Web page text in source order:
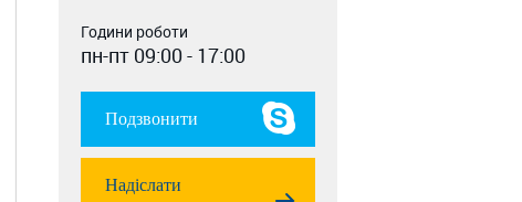
Години роботи
пн-пт 09:00 - 17:00
Подзвонити
Надіслати